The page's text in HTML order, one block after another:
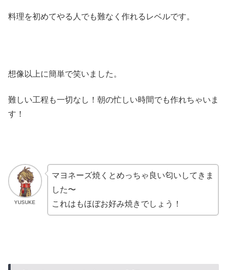
料理を初めてやる人でも難なく作れるレベルです。
想像以上に簡単で笑いました。
難しい工程も一切なし！朝の忙しい時間でも作れちゃいま
す！
YUSUKE
マヨネーズ焼くとめっちゃ良い匂いしてきま
した〜
これはもほぼお好み焼きでしょう！